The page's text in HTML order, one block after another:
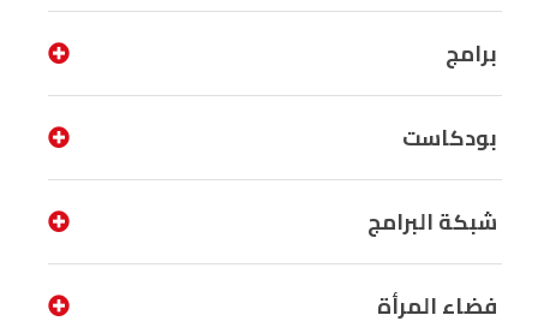
برامج
بودكاست
شبكة البرامج
فضاء المرأة